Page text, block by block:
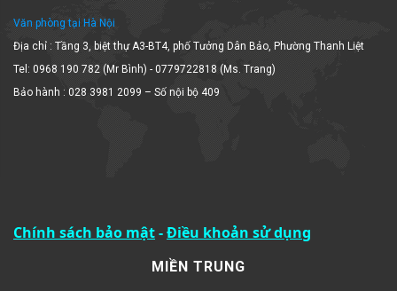
Văn phòng tại Hà Nội
Địa chỉ : Tầng 3, biệt thự A3-BT4, phố Tưởng Dân Bảo, Phường Thanh Liệt
Tel: 0968 190 782 (Mr Bình) - 0779722818 (Ms. Trang)
Bảo hành : 028 3981 2099 – Số nội bộ 409
Chính sách bảo mật-Điều khoản sử dụng
MIỀN TRUNG